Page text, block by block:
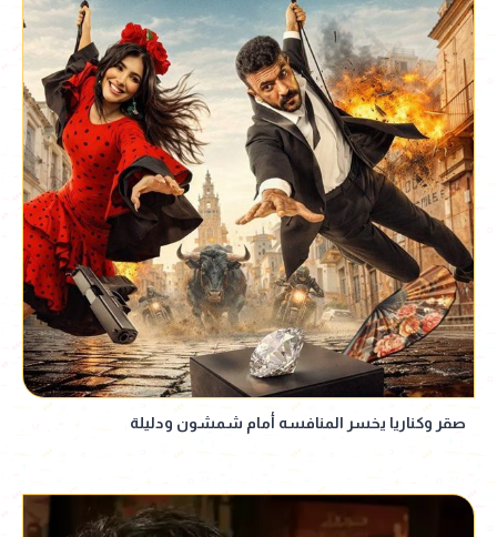
صقر وكناريا يخسر المنافسه أمام شمشون ودليلة